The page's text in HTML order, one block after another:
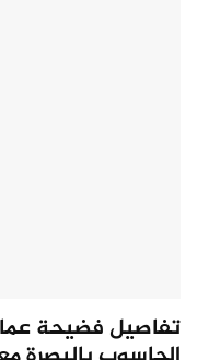
تفاصيل فضيحة